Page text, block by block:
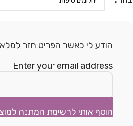
הודע לי כאשר הפריט חזר
Enter your email address
הוסף אותי לרשימת המתנה